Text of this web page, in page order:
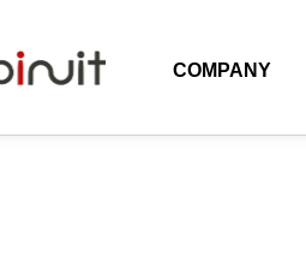
COMPANY